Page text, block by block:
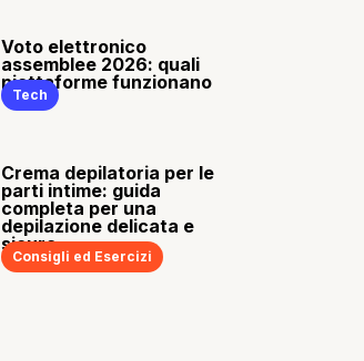
Voto elettronico
assemblee 2026: quali
piattaforme funzionano
Tech
Crema depilatoria per le
parti intime: guida
completa per una
depilazione delicata e
sicura
Consigli ed Esercizi